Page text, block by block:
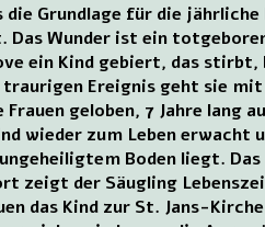
Grundlage für die
Wunder ist ein
ein Kind gebiert, das
Ereignis geht sie
geloben, 7 Jahre lang
wieder zum Leben
Boden liegt.
zeigt der Säugling
das Kind zur St. Jans-